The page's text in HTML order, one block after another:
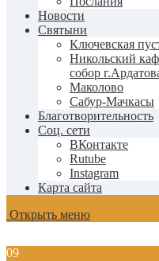
Новости
Святыни
Ключевская
Никольский
собор
Маколово
Сабур-Мачкасы
Благотворительность
Соц. сети
ВКонтакте
Rutube
Instagram
Карта сайта
Открыть меню
09